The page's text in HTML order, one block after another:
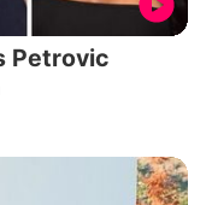
Petrovic